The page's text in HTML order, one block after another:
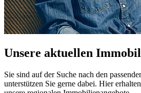
Unsere aktuellen
Sie sind auf der Suche nach den
unterstützen Sie gerne dabei. Hier